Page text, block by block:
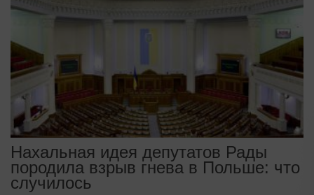
Нахальная идея депутатов Рады
породила взрыв гнева в Польше: что
случилось